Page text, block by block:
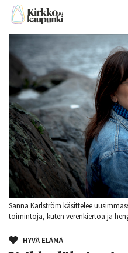
Sanna Karlström käsittelee
toimintoja, kuten verenkiertoa ja
HYVÄ ELÄMÄ